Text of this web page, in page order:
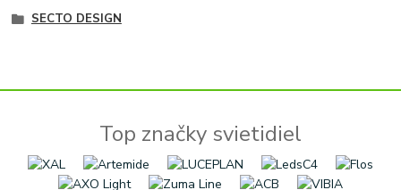
SECTO DESIGN
Top značky svietidiel